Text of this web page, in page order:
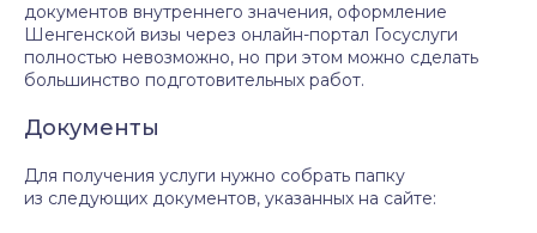
документов внутреннего значения, оформление
Шенгенской визы через онлайн-портал Госуслуги
полностью невозможно, но при этом можно сделать
большинство подготовительных работ.
Документы
Для получения услуги нужно собрать папку
из следующих документов, указанных на сайте: